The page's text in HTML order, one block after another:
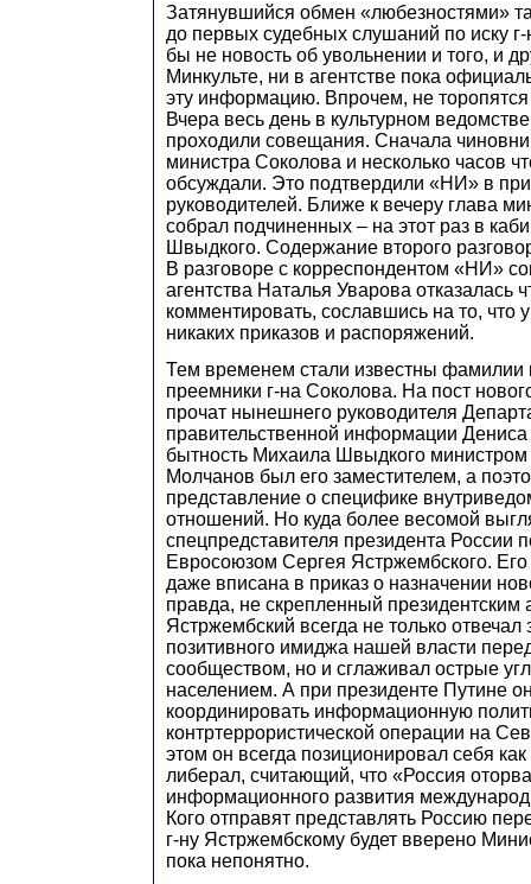
Затянувшийся обмен «любезностями»
до первых судебных слушаний по иску
бы не новость об увольнении и того, и
Минкульте, ни в агентстве пока
эту информацию. Впрочем, не торопятся
Вчера весь день в культурном
проходили совещания. Сначала
министра Соколова и несколько часов
обсуждали. Это подтвердили «НИ» в
руководителей. Ближе к вечеру глава
собрал подчиненных – на этот раз в
Швыдкого. Содержание второго
В разговоре с корреспондентом «НИ»
агентства Наталья Уварова отказалась
комментировать, сославшись на то, что
никаких приказов и распоряжений.
Тем временем стали известны фамилии
преемники г-на Соколова. На пост
прочат нынешнего руководителя
правительственной информации
бытность Михаила Швыдкого министром
Молчанов был его заместителем, а
представление о специфике
отношений. Но куда более весомой
спецпредставителя президента России
Евросоюзом Сергея Ястржембского.
даже вписана в приказ о назначении
правда, не скрепленный президентским
Ястржембский всегда не только
позитивного имиджа нашей власти
сообществом, но и сглаживал острые
населением. А при президенте Путине
координировать информационную
контртеррористической операции на
этом он всегда позиционировал себя
либерал, считающий, что «Россия
информационного развития
Кого отправят представлять Россию
г-ну Ястржембскому будет вверено
пока непонятно.